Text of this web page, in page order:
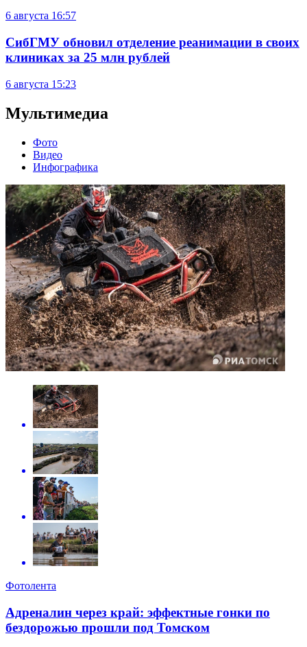
6 августа 16:57
СибГМУ обновил отделение реанимации в своих
клиниках за 25 млн рублей
6 августа 15:23
Мультимедиа
Фото
Видео
Инфографика
Фотолента
Адреналин через край: эффектные гонки по
бездорожью прошли под Томском